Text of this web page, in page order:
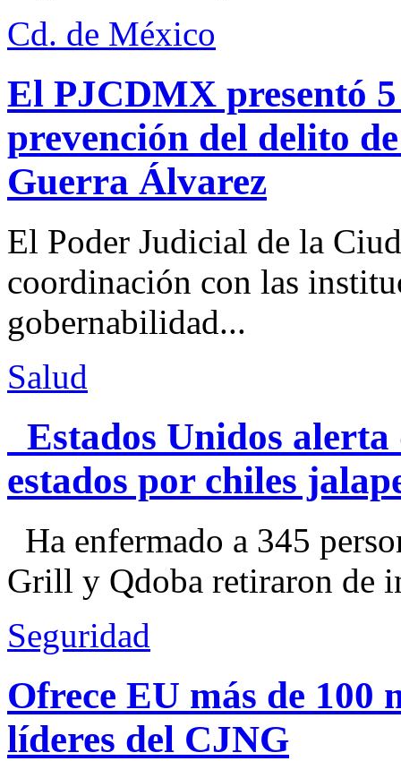
Cd. de México
El PJCDMX presentó
prevención del delito
Guerra Álvarez
El Poder Judicial de la
coordinación con las
gobernabilidad...
Salud
Estados Unidos alerta
estados por chiles
Ha enfermado a 345
Grill y Qdoba retiraron de
Seguridad
Ofrece EU más de 100
líderes del CJNG